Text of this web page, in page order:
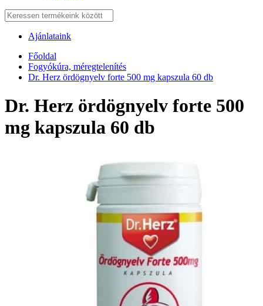
Ajánlataink
Főoldal
Fogyókúra, méregtelenítés
Dr. Herz ördögnyelv forte 500 mg kapszula 60 db
Dr. Herz ördögnyelv forte 500
mg kapszula 60 db